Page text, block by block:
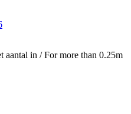
aantal in / For more than 0.25m